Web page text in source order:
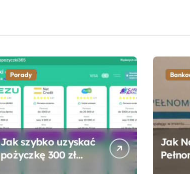
Porady
Jak szybko uzyskać
pożyczkę 300 zł
Jak